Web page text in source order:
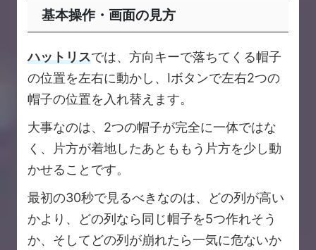
基本操作・画面の見方
ハットリスでは、方向キーで落ちてくる帽子
の位置を左右に動かし、Ⅰボタンで左右2つの
帽子の位置を入れ替えます。
大事なのは、2つの帽子が完全に一体ではな
く、片方が着地したあとももう片方を少し動
かせることです。
最初の30秒で見るべきなのは、どの列が高い
かより、どの列なら同じ帽子を5つ作れそう
か、そしてどの列が崩れたら一気に危ないか